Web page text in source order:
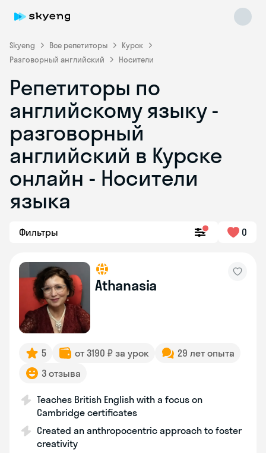
Skyeng Все репетиторы
Курск
Разговорный английский
Носители
Репетиторы по
английскому языку -
разговорный
английский в Курске
онлайн - Носители
языка
Фильтры 0
Athanasia
5 от 3190 ₽ за урок
29 лет опыта
3 отзыва
Teaches British English with a focus on
Cambridge certificates
Created an anthropocentric approach to foster
creativity
Skyeng Chat